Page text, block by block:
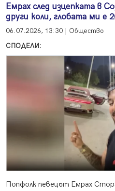
Емрах след изцепката в
други коли, глобата ми е
06.07.2026, 13:30 | Общество
СПОДЕЛИ:
Попфолк певецът Емрах